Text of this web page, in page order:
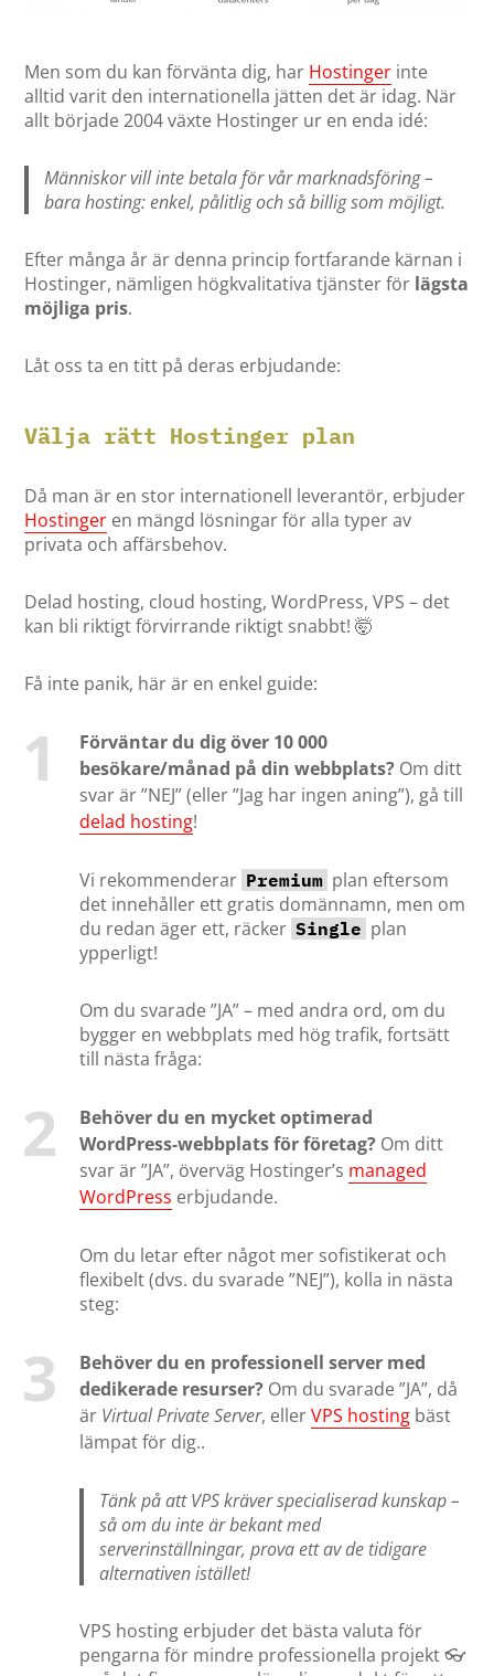
Men som du kan förvänta dig, har Hostinger inte
alltid varit den internationella jätten det är idag. När
allt började 2004 växte Hostinger ur en enda idé:
Människor vill inte betala för vår marknadsföring –
bara hosting: enkel, pålitlig och så billig som möjligt.
Efter många år är denna princip fortfarande kärnan i
Hostinger, nämligen högkvalitativa tjänster för lägsta
möjliga pris.
Låt oss ta en titt på deras erbjudande:
Välja rätt Hostinger plan
Då man är en stor internationell leverantör, erbjuder
Hostinger en mängd lösningar för alla typer av
privata och affärsbehov.
Delad hosting, cloud hosting, WordPress, VPS – det
kan bli riktigt förvirrande riktigt snabbt! 🤯
Få inte panik, här är en enkel guide:
Förväntar du dig över 10 000
besökare/månad på din webbplats? Om ditt
svar är ”NEJ” (eller ”Jag har ingen aning”), gå till
delad hosting!
Vi rekommenderar Premium plan eftersom
det innehåller ett gratis domännamn, men om
du redan äger ett, räcker Single plan
ypperligt!
Om du svarade ”JA” – med andra ord, om du
bygger en webbplats med hög trafik, fortsätt
till nästa fråga:
Behöver du en mycket optimerad
WordPress-webbplats för företag? Om ditt
svar är ”JA”, överväg Hostinger’s managed
WordPress erbjudande.
Om du letar efter något mer sofistikerat och
flexibelt (dvs. du svarade ”NEJ”), kolla in nästa
steg:
Behöver du en professionell server med
dedikerade resurser? Om du svarade ”JA”, då
är Virtual Private Server, ellerVPS hosting bäst
lämpat för dig..
Tänk på att VPS kräver specialiserad kunskap –
så om du inte är bekant med
serverinställningar, prova ett av de tidigare
alternativen istället!
VPS hosting erbjuder det bästa valuta för
pengarna för mindre professionella projekt 👓